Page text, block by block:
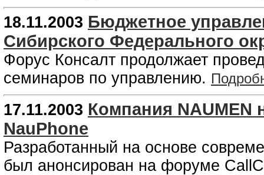
18.11.2003 Бюджетное
Сибирского Федерального
Форус Консалт продолжает
семинаров по управлению.
17.11.2003 Компания NAUMEN
NauPhone
Разработанный на основе
был анонсирован на форуме